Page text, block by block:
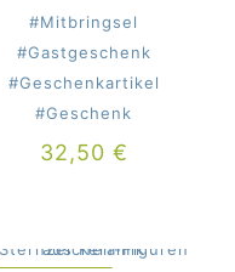
#Mitbringsel
#Gastgeschenk
#Geschenkartikel
#Geschenk
32,50 €